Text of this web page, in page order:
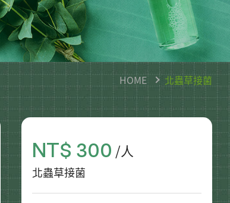
HOME 北蟲草接菌
NT$ 300 /人
北蟲草接菌